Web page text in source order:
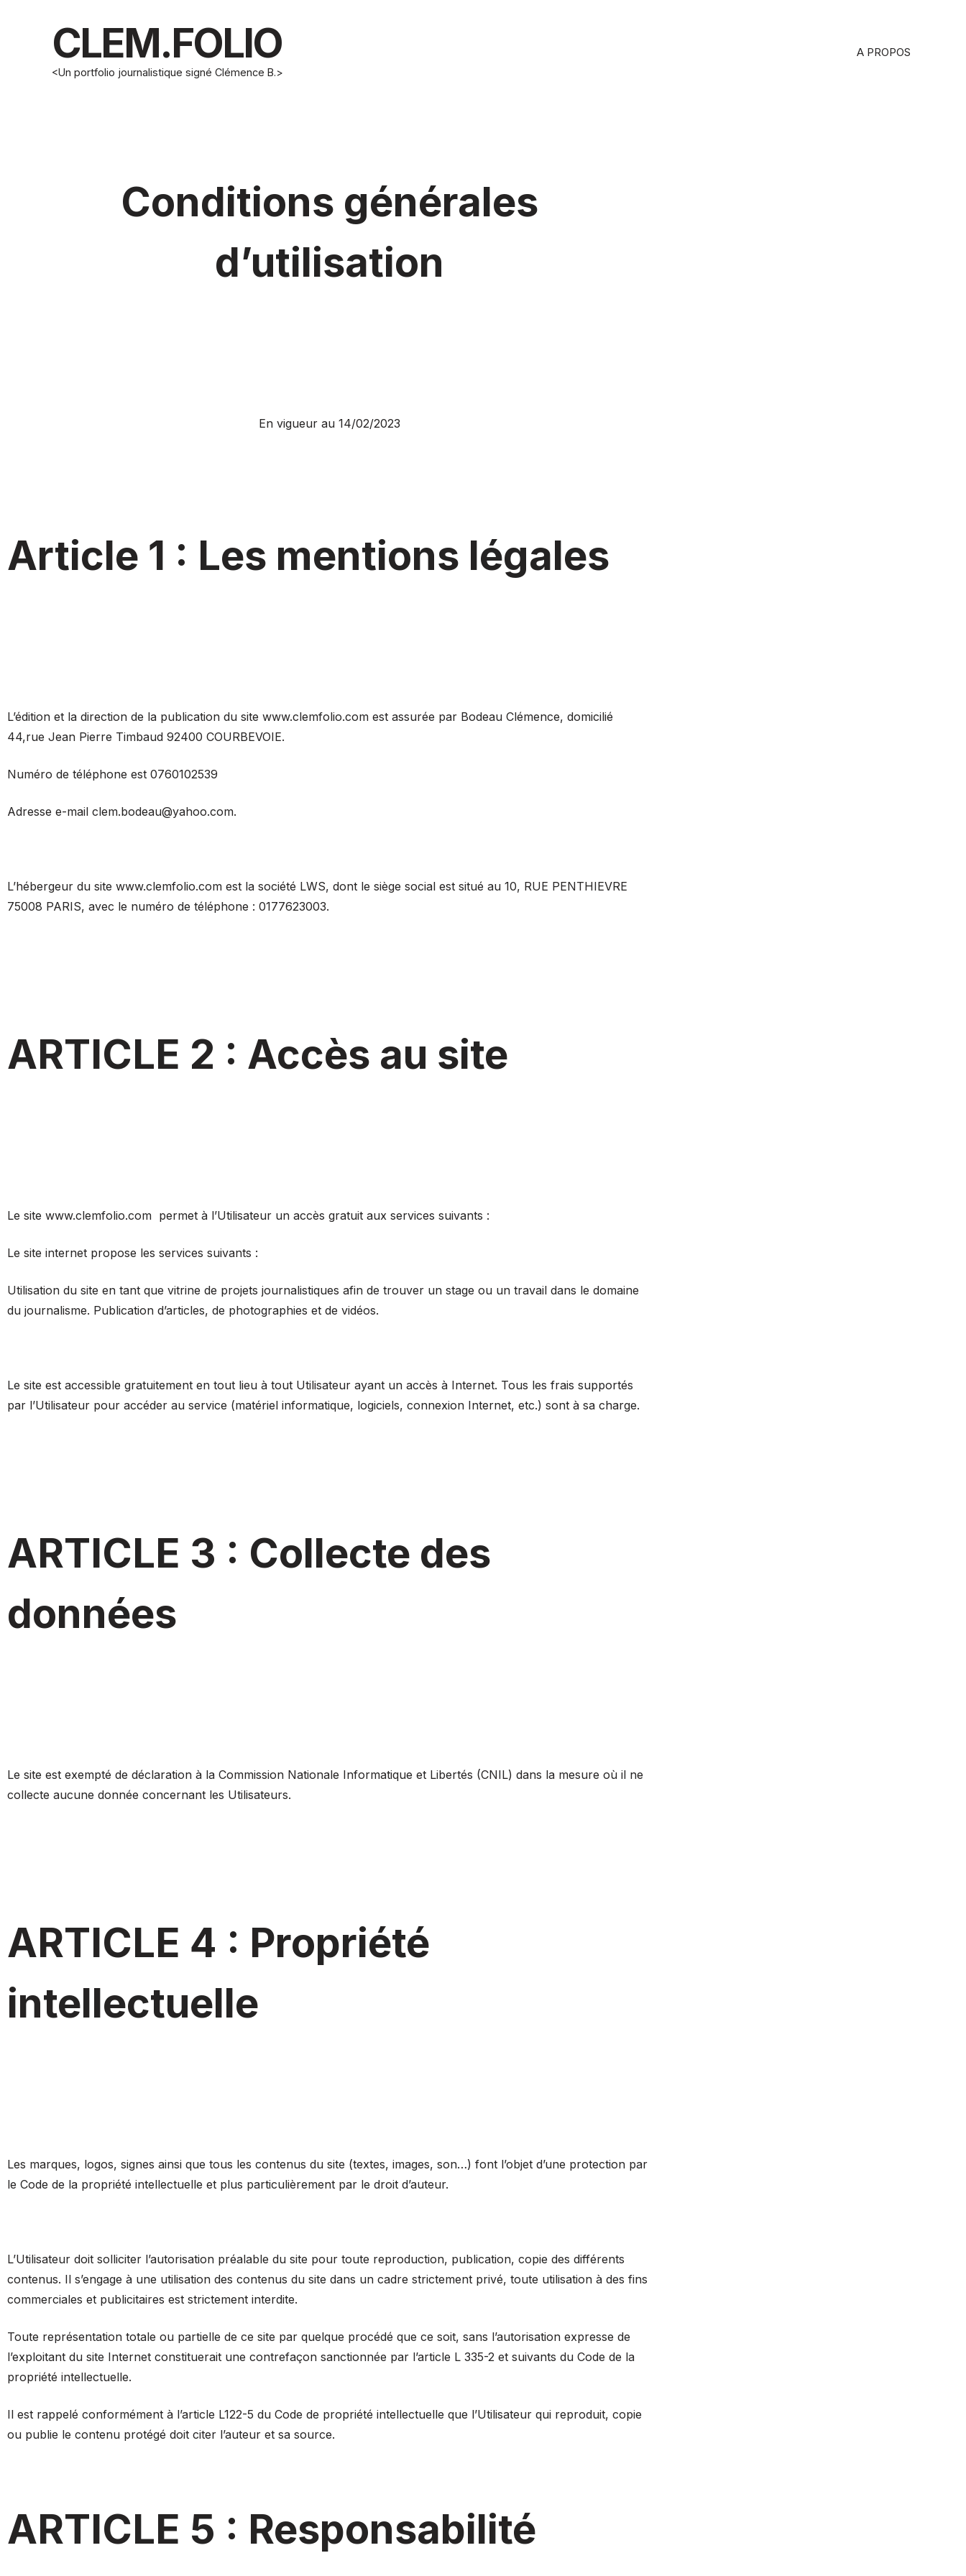
CLEM.FOLIO
<Un portfolio journalistique signé Clémence B.>
A PROPOS
Conditions générales
d’utilisation
En vigueur au 14/02/2023
Article 1 : Les mentions légales
L’édition et la direction de la publication du site www.clemfolio.com est assurée par Bodeau Clémence, domicilié
44,rue Jean Pierre Timbaud 92400 COURBEVOIE.
Numéro de téléphone est 0760102539
Adresse e-mail clem.bodeau@yahoo.com.
L’hébergeur du site www.clemfolio.com est la société LWS, dont le siège social est situé au 10, RUE PENTHIEVRE
75008 PARIS, avec le numéro de téléphone : 0177623003.
ARTICLE 2 : Accès au site
Le site www.clemfolio.com permet à l’Utilisateur un accès gratuit aux services suivants :
Le site internet propose les services suivants :
Utilisation du site en tant que vitrine de projets journalistiques afin de trouver un stage ou un travail dans le domaine
du journalisme. Publication d’articles, de photographies et de vidéos.
Le site est accessible gratuitement en tout lieu à tout Utilisateur ayant un accès à Internet. Tous les frais supportés
par l’Utilisateur pour accéder au service (matériel informatique, logiciels, connexion Internet, etc.) sont à sa charge.
ARTICLE 3 : Collecte des
données
Le site est exempté de déclaration à la Commission Nationale Informatique et Libertés (CNIL) dans la mesure où il ne
collecte aucune donnée concernant les Utilisateurs.
ARTICLE 4 : Propriété
intellectuelle
Les marques, logos, signes ainsi que tous les contenus du site (textes, images, son…) font l’objet d’une protection par
le Code de la propriété intellectuelle et plus particulièrement par le droit d’auteur.
L’Utilisateur doit solliciter l’autorisation préalable du site pour toute reproduction, publication, copie des différents
contenus. Il s’engage à une utilisation des contenus du site dans un cadre strictement privé, toute utilisation à des fins
commerciales et publicitaires est strictement interdite.
Toute représentation totale ou partielle de ce site par quelque procédé que ce soit, sans l’autorisation expresse de
l’exploitant du site Internet constituerait une contrefaçon sanctionnée par l’article L 335-2 et suivants du Code de la
propriété intellectuelle.
Il est rappelé conformément à l’article L122-5 du Code de propriété intellectuelle que l’Utilisateur qui reproduit, copie
ou publie le contenu protégé doit citer l’auteur et sa source.
ARTICLE 5 : Responsabilité